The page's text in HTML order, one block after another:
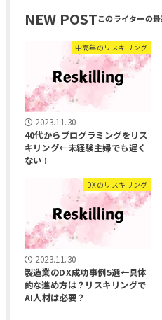
NEW POST
中高年のリスキリング
2023.11.30
40代からプログラミングをリス
キリング←未経験主婦でも遅く
ない！
DXのリスキリング
2023.11.30
製造業のDX成功事例5選←具体
的な進め方は？リスキリングで
AI人材は必要？